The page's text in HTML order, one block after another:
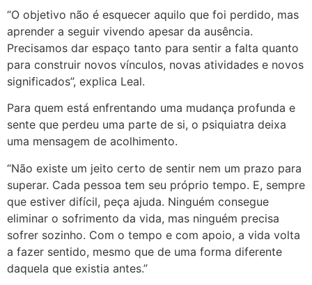
“O objetivo não é esquecer aquilo que foi perdido, mas
aprender a seguir vivendo apesar da ausência.
Precisamos dar espaço tanto para sentir a falta quanto
para construir novos vínculos, novas atividades e novos
significados”, explica Leal.
Para quem está enfrentando uma mudança profunda e
sente que perdeu uma parte de si, o psiquiatra deixa
uma mensagem de acolhimento.
“Não existe um jeito certo de sentir nem um prazo para
superar. Cada pessoa tem seu próprio tempo. E, sempre
que estiver difícil, peça ajuda. Ninguém consegue
eliminar o sofrimento da vida, mas ninguém precisa
sofrer sozinho. Com o tempo e com apoio, a vida volta
a fazer sentido, mesmo que de uma forma diferente
daquela que existia antes.”